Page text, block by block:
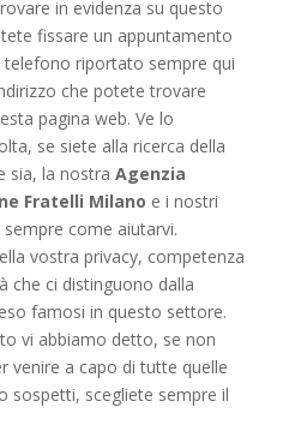
in evidenza su questo
fissare un appuntamento
riportato sempre qui
che potete trovare
pagina web. Ve lo
se siete alla ricerca della
sia, la nostra Agenzia
Fratelli Milano e i nostri
come aiutarvi.
vostra privacy, competenza
che ci distinguono dalla
famosi in questo settore.
vi abbiamo detto, se non
venire a capo di tutte quelle
sospetti, scegliete sempre il